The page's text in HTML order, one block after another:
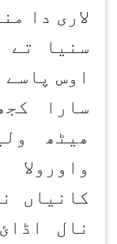
لاری دا
سنیا تے
اوس
سارا
ھیٹھ
کانیاں
نال